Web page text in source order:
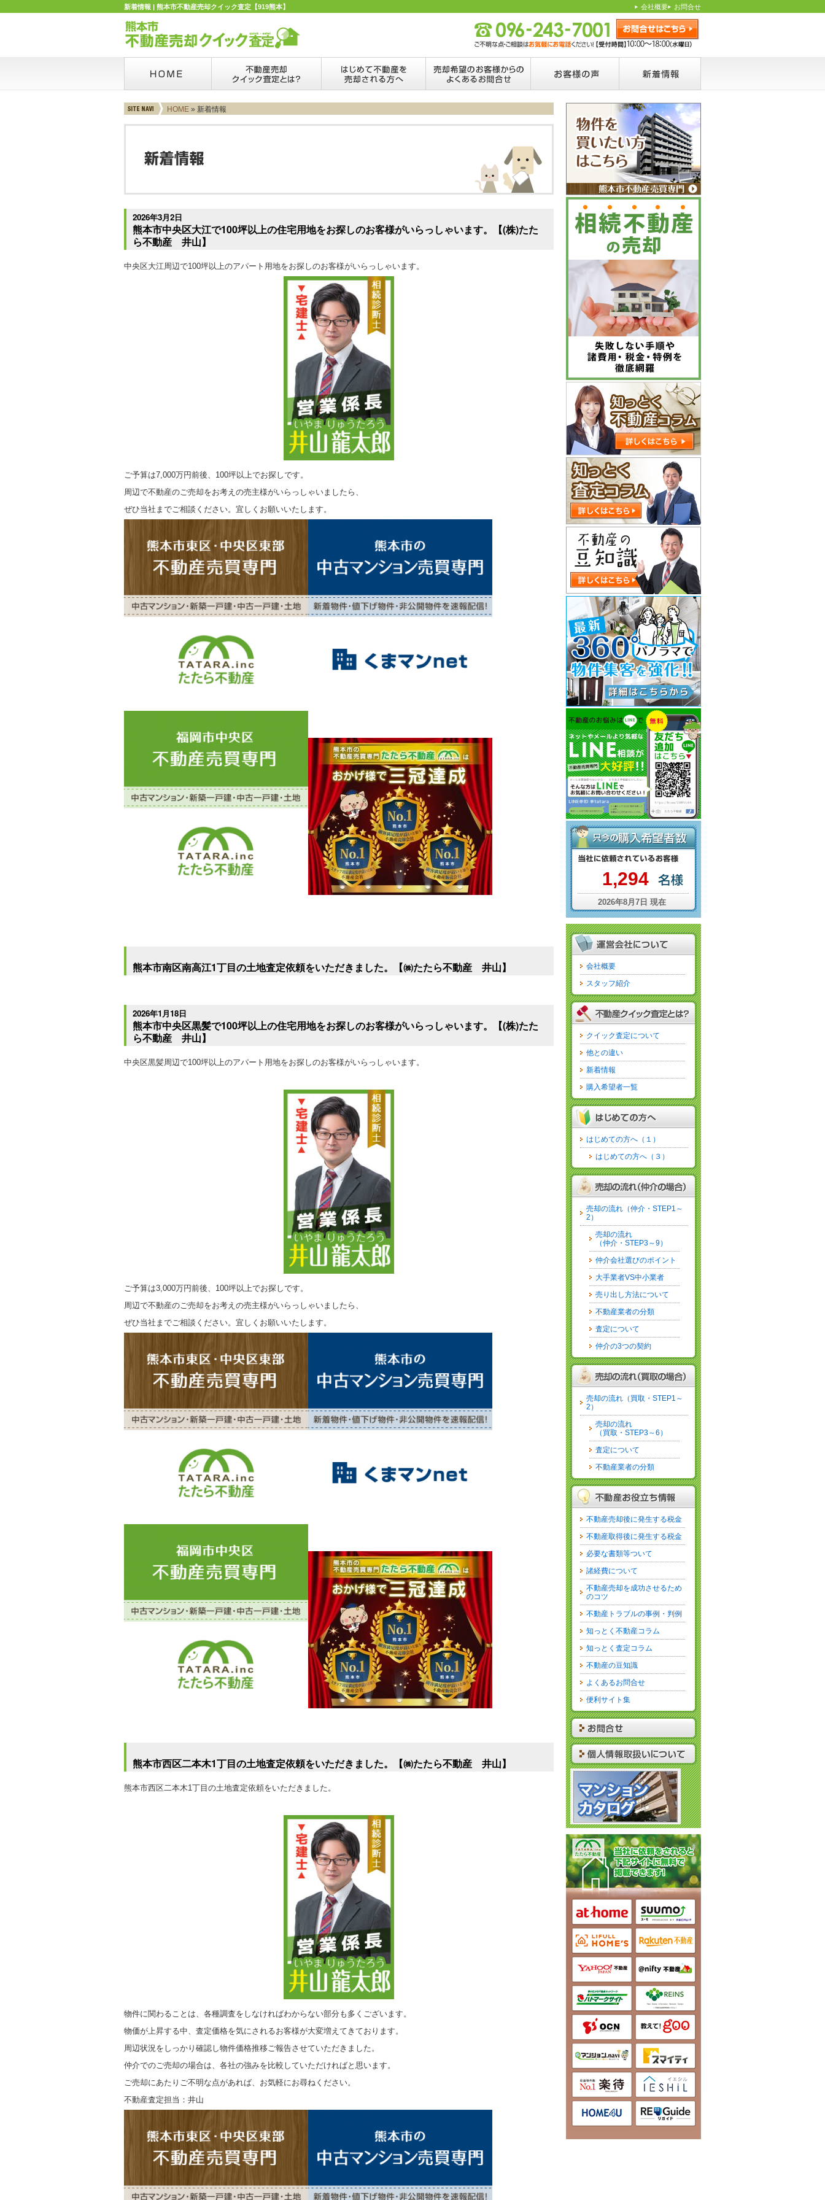
新着情報 | 熊本市不動産売却クイック査定【919熊本】 会社概要 お問合せ
HOME » 新着情報
2026年3月2日
熊本市中央区大江で100坪以上の住宅用地をお探しのお客様がいらっしゃいます。【(株)たた
ら不動産 井山】
中央区大江周辺で100坪以上のアパート用地をお探しのお客様がいらっしゃいます。
ご予算は7,000万円前後、100坪以上でお探しです。
周辺で不動産のご売却をお考えの売主様がいらっしゃいましたら、
ぜひ当社までご相談ください。宜しくお願いいたします。
熊本市南区南高江1丁目の土地査定依頼をいただきました。【㈱たたら不動産 井山】
2026年1月18日
熊本市中央区黒髪で100坪以上の住宅用地をお探しのお客様がいらっしゃいます。【(株)たた
ら不動産 井山】
中央区黒髪周辺で100坪以上のアパート用地をお探しのお客様がいらっしゃいます。
ご予算は3,000万円前後、100坪以上でお探しです。
周辺で不動産のご売却をお考えの売主様がいらっしゃいましたら、
ぜひ当社までご相談ください。宜しくお願いいたします。
熊本市西区二本木1丁目の土地査定依頼をいただきました。【㈱たたら不動産 井山】
熊本市西区二本木1丁目の土地査定依頼をいただきました。
物件に関わることは、各種調査をしなければわからない部分も多くございます。
物価が上昇する中、査定価格を気にされるお客様が大変増えてきております。
周辺状況をしっかり確認し物件価格推移ご報告させていただきました。
仲介でのご売却の場合は、各社の強みを比較していただければと思います。
ご売却にあたりご不明な点があれば、お気軽にお尋ねください。
不動産査定担当：井山
cat
1,294
2026年8月7日 現在
会社概要
スタッフ紹介
クイック査定について
他との違い
新着情報
購入希望者一覧
はじめての方へ（１）
はじめての方へ（３）
売却の流れ（仲介・STEP1～
2）
売却の流れ
（仲介・STEP3～9）
仲介会社選びのポイント
大手業者VS中小業者
売り出し方法について
不動産業者の分類
査定について
仲介の3つの契約
売却の流れ（買取・STEP1～
2）
売却の流れ
（買取・STEP3～6）
査定について
不動産業者の分類
不動産売却後に発生する税金
不動産取得後に発生する税金
必要な書類等ついて
諸経費について
不動産売却を成功させるため
のコツ
不動産トラブルの事例・判例
知っとく不動産コラム
知っとく査定コラム
不動産の豆知識
よくあるお問合せ
便利サイト集